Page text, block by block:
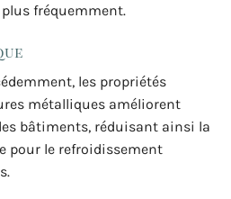
fréquemment.
les propriétés
métalliques améliorent
bâtiments, réduisant ainsi la
pour le refroidissement